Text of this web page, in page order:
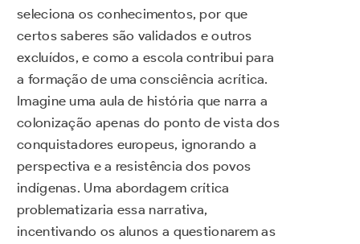
seleciona os conhecimentos, por que
certos saberes são validados e outros
excluídos, e como a escola contribui para
a formação de uma consciência acrítica.
Imagine uma aula de história que narra a
colonização apenas do ponto de vista dos
conquistadores europeus, ignorando a
perspectiva e a resistência dos povos
indígenas. Uma abordagem crítica
problematizaria essa narrativa,
incentivando os alunos a questionarem as